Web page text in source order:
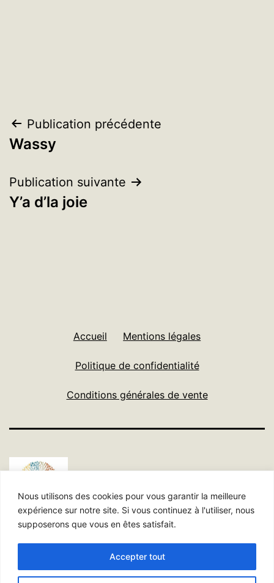
Nous utilisons des cookies pour vous garantir la meilleure
expérience sur notre site. Si vous continuez à l'utiliser, nous
supposerons que vous en êtes satisfait.
Accepter tout
Navigation
de
l’article
Publication précédente
Wassy
Publication suivante
Y’a d’la joie
Accueil Mentions légales
Politique de confidentialité
Conditions générales de vente
Politique de confidentialité
Fièrement propulsé parWordPress